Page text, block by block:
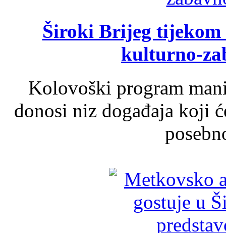
Široki Brijeg tijekom
kulturno-
Kolovoški program
donosi niz događaja koji